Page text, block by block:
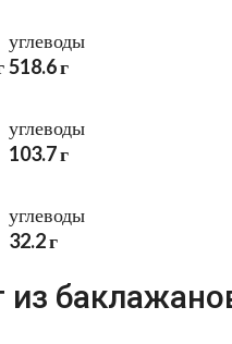
углеводы
518.6 г
углеводы
103.7 г
углеводы
32.2 г
из